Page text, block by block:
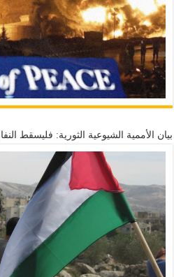
بيان الأممية الشيوعية الثورية: فليسقط